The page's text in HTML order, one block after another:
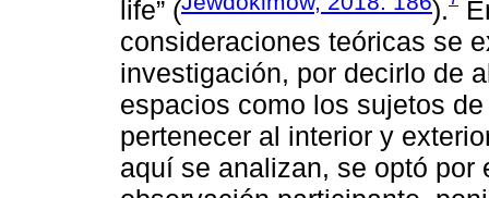
life” (
).
consideraciones teóricas se
investigación, por decirlo de
espacios como los sujetos
pertenecer al interior y
aquí se analizan, se optó por